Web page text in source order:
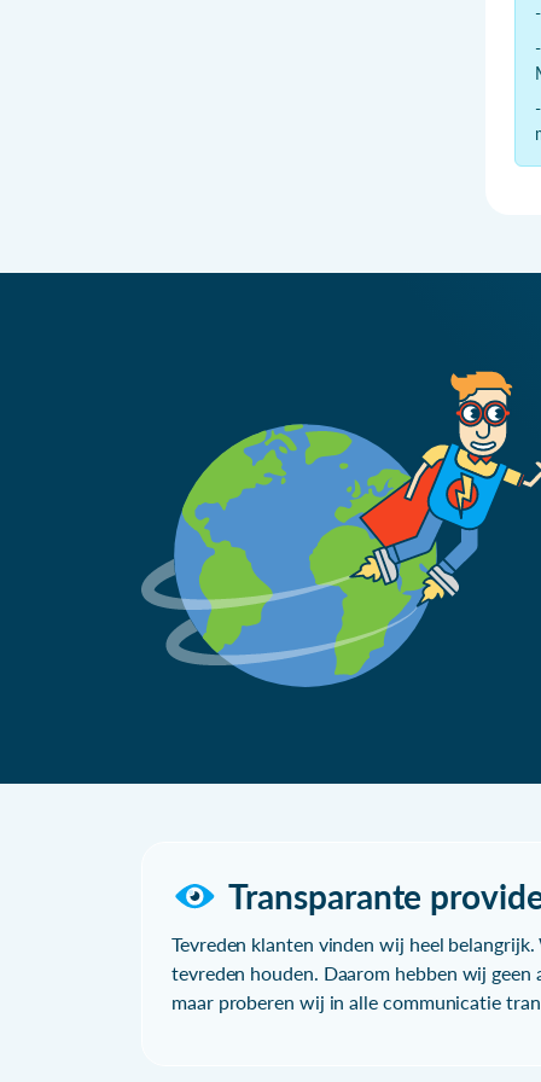
Transparante
Tevreden klanten vinden wij heel
tevreden houden. Daarom hebben wij geen
maar proberen wij in alle communicatie